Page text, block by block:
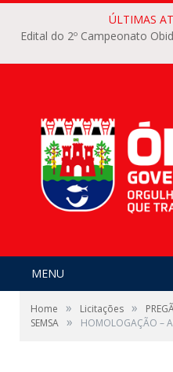
ÚLTIMAS
Edital do 2º Campeonato
MENU
Home » Licitações »
SEMSA » HOMOLOGAÇÃO –